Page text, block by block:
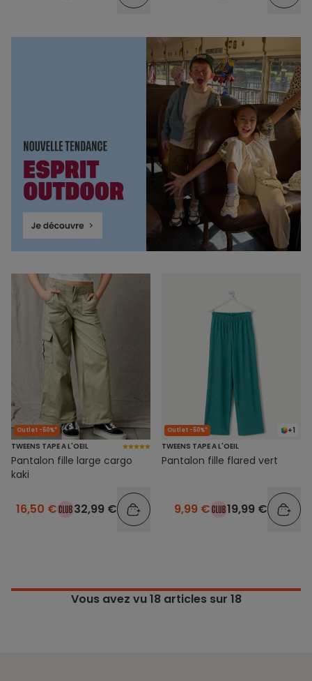
Outlet -50%*
TWEENS TAPE A L'OEIL
Pantalon fille large cargo
kaki
16,50 € 32,99 €
+1
Outlet -50%*
TWEENS TAPE A L'OEIL
Pantalon fille flared vert
9,99 € 19,99 €
Vous avez vu18articles sur 18